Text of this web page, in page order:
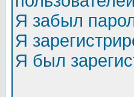
Я забыл
Я
Я был